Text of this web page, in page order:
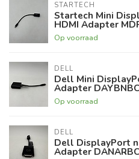
STARTECH
Startech Mini
HDMI Adapter
Op voorraad
DELL
Dell Mini
Adapter
Op voorraad
DELL
Dell DisplayPort
Adapter